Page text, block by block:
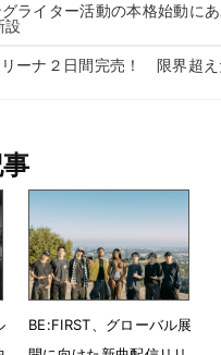
ライター活動の本格始動に
設
ーナ２日間完売！ 限界超え
BE:FIRST、グローバル展